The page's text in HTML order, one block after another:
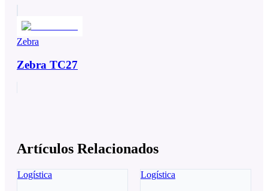
Zebra
Zebra TC27
Artículos Relacionados
Logística Logística